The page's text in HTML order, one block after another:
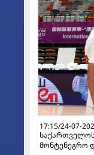
17:15/24-07-
მონტენეგრო